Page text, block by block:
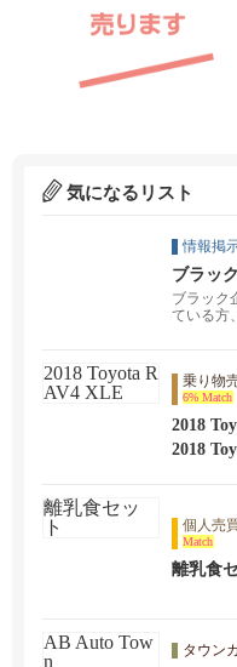
気になるリスト
情報掲
ブラッ
ブラック
ている方
乗り物
6% Match
2018
2018
個人売
Match
離乳食
タウン